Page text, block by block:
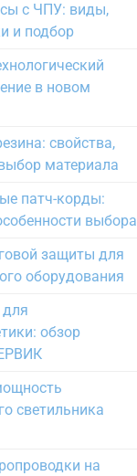
с ЧПУ: виды,
и подбор
в новом
свойства,
материала
патч-корды:
выбора
защиты для
оборудования
обзор
светильника
на